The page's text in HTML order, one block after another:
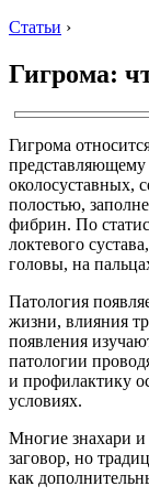
Статьи ›
Гигрома:
Гигрома
представляющему
околосуставных,
полостью,
фибрин. По
локтевого
головы, на
Патология
жизни, влияния
появления
патологии
и профилактику
условиях.
Многие знахари и
заговор, но
как